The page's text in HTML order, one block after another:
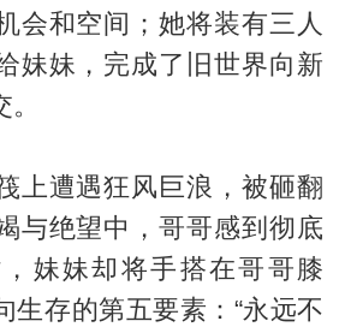
会和空间；她将装有三人
妹妹，完成了旧世界向新
上遭遇狂风巨浪，被砸翻
与绝望中，哥哥感到彻底
妹妹却将手搭在哥哥膝
生存的第五要素：“永远不